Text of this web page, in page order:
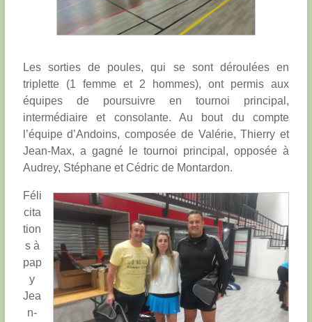
Les sorties de poules, qui se sont déroulées en
triplette (1 femme et 2 hommes), ont permis aux
équipes de poursuivre en tournoi principal,
intermédiaire et consolante. Au bout du compte
l’équipe d’Andoins, composée de Valérie, Thierry et
Jean-Max, a gagné le tournoi principal, opposée à
Audrey, Stéphane et Cédric de Montardon.
Féli
cita
tion
s à
pap
y
Jea
n-